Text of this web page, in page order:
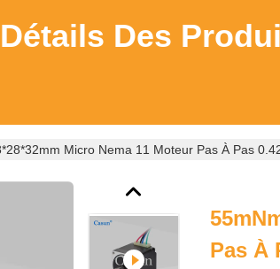
Détails Des
Micro Nema 11 Moteur Pas À Pas
Pas À